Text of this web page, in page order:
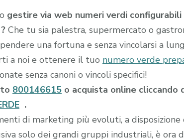
gestire via web numeri verdi
Che tu sia palestra, supermercato o
una fortuna e senza vincolarsi a
a noi e ottenere il tuo numero verde
senza canoni o vincoli specifici!
800146615 o acquista online cliccando
.
di marketing più evoluti, a
solo dei grandi gruppi industriali, è ora